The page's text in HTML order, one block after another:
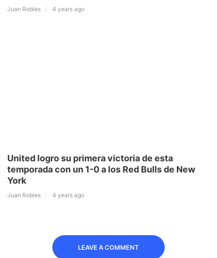
Juan Robles 4 years ago
United logro su primera victoria de esta
temporada con un 1-0 a los Red Bulls de New
York
Juan Robles 4 years ago
LEAVE A COMMENT